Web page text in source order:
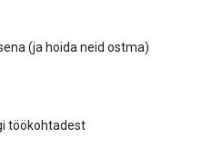
(ja hoida neid ostma)
töökohtadest